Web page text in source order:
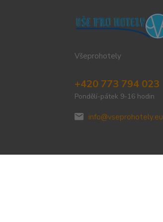
Všeprohotely
+420 773 794 023
Pondělí-pátek 9-16 hodin
info@vseprohotely.eu